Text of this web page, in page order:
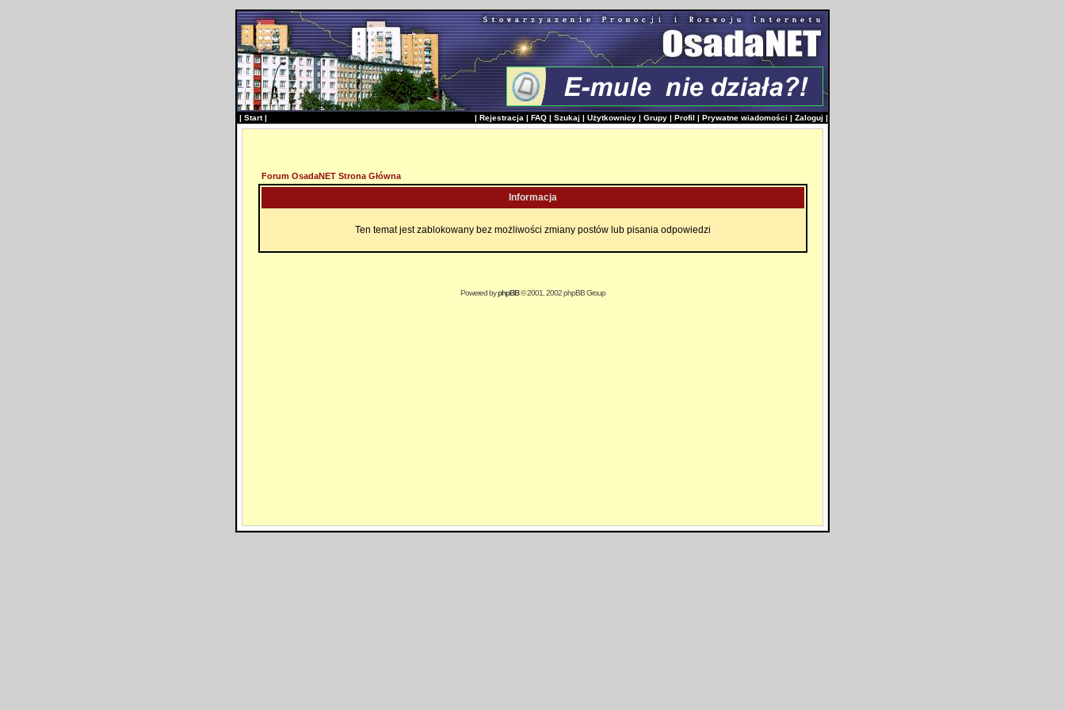
| Start| | Rejestracja | FAQ | Szukaj | Użytkownicy | Grupy | Profil | Prywatne wiadomości | Zaloguj |
Forum OsadaNET Strona Główna
Informacja
Ten temat jest zablokowany bez możliwości zmiany postów lub pisania odpowiedzi
Powered byphpBB© 2001, 2002 phpBB Group